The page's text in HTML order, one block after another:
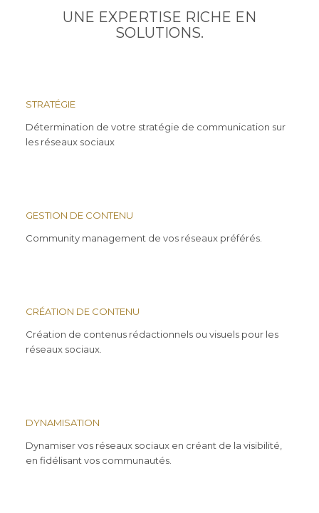
UNE EXPERTISE RICHE EN
SOLUTIONS.
STRATÉGIE
Détermination de votre stratégie de communication sur
les réseaux sociaux
GESTION DE CONTENU
Community management de vos réseaux préférés.
CRÉATION DE CONTENU
Création de contenus rédactionnels ou visuels pour les
réseaux sociaux.
DYNAMISATION
Dynamiser vos réseaux sociaux en créant de la visibilité,
en fidélisant vos communautés.